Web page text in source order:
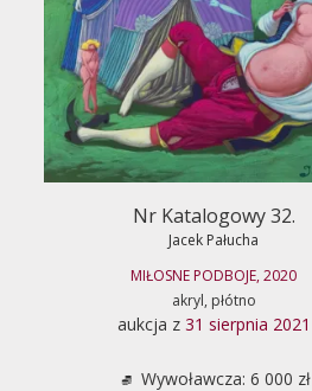
Nr Katalogowy 32.
Jacek Pałucha
MIŁOSNE PODBOJE, 2020
akryl, płótno
aukcja z 31 sierpnia 2021
Wywoławcza: 6 000 zł